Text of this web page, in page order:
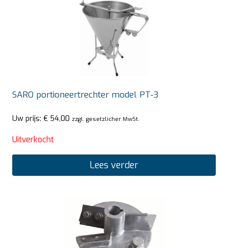
SARO portioneertrechter model PT-3
Uw prijs: € 54,00 zzgl. gesetzlicher MwSt.
Uitverkocht
Lees verder